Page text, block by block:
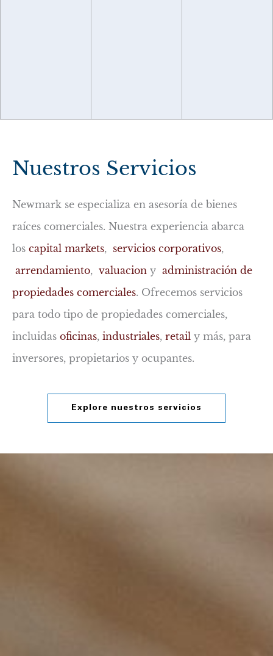
Nuestros Servicios
Newmark se especializa en asesoría de bienes
raíces comerciales. Nuestra experiencia abarca
los capital markets, servicios corporativos,
arrendamiento, valuacion y administración de
propiedades comerciales. Ofrecemos servicios
para todo tipo de propiedades comerciales,
incluidas oficinas, industriales, retail y más, para
inversores, propietarios y ocupantes.
Explore nuestros servicios